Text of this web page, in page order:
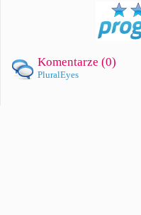
Komentarze (0)
PluralEyes